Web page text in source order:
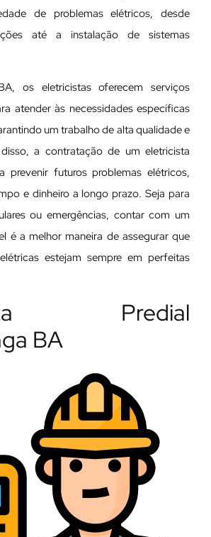
de problemas elétricos, desde
até a instalação de sistemas
os eletricistas oferecem serviços
atender às necessidades específicas
um trabalho de alta qualidade e
a contratação de um eletricista
prevenir futuros problemas elétricos,
e dinheiro a longo prazo. Seja para
ou emergências, contar com um
é a melhor maneira de assegurar que
estejam sempre em perfeitas
Predial
BA